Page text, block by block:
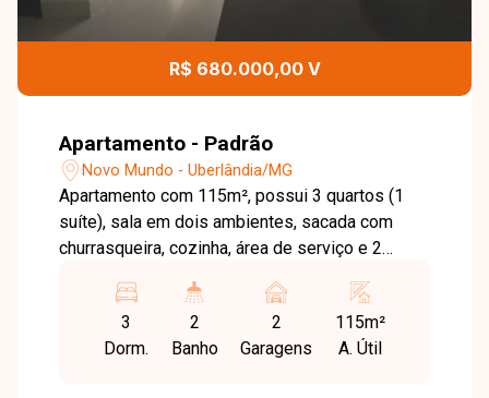
R$ 680.000,00 V
Apartamento - Padrão
Novo Mundo - Uberlândia/MG
Apartamento com 115m², possui 3 quartos (1
suíte), sala em dois ambientes, sacada com
churrasqueira, cozinha, área de serviço e 2
e área de lazer com playground. Acabamento de
qualidade e localização privilegiada.
3
Dorm.
2
Banho
2
Garagens
115m²
A. Útil